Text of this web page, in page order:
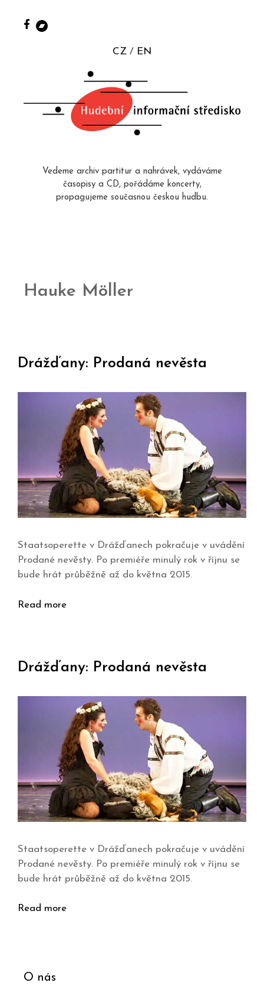
CZ EN
Vedeme archiv partitur a nahrávek, vydáváme
časopisy a CD, pořádáme koncerty,
propagujeme současnou českou hudbu.
Hauke Möller
Drážďany: Prodaná nevěsta
Staatsoperette v Drážďanech pokračuje v uvádění
Prodané nevěsty. Po premiéře minulý rok v říjnu se
bude hrát průběžně až do května 2015.
Read more
Drážďany: Prodaná nevěsta
Staatsoperette v Drážďanech pokračuje v uvádění
Prodané nevěsty. Po premiéře minulý rok v říjnu se
bude hrát průběžně až do května 2015.
Read more
O nás